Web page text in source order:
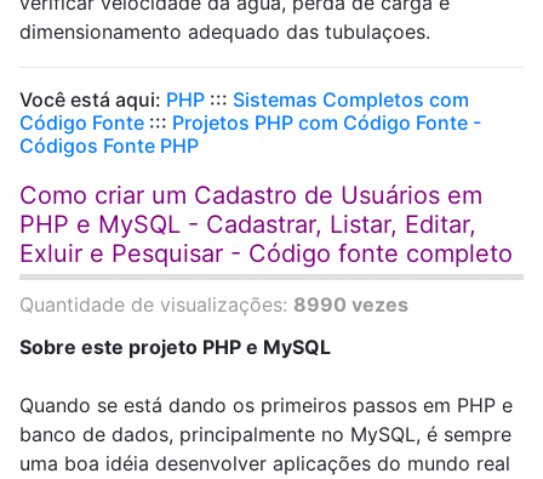
dimensionamento adequado das tubulaçoes.
Você está aqui: PHP ::: Sistemas Completos com
Código Fonte ::: Projetos PHP com Código Fonte -
Códigos Fonte PHP
Como criar um Cadastro de Usuários em
PHP e MySQL - Cadastrar, Listar, Editar,
Exluir e Pesquisar - Código fonte completo
Quantidade de visualizações: 8990 vezes
Sobre este projeto PHP e MySQL
Quando se está dando os primeiros passos em PHP e
banco de dados, principalmente no MySQL, é sempre
uma boa idéia desenvolver aplicações do mundo real